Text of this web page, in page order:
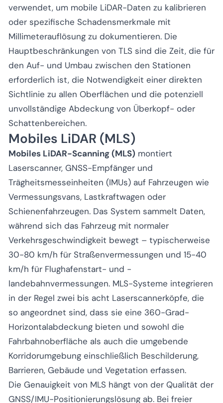
verwendet, um mobile LiDAR-Daten zu kalibrieren
oder spezifische Schadensmerkmale mit
Millimeterauflösung zu dokumentieren. Die
Hauptbeschränkungen von TLS sind die Zeit, die für
den Auf- und Umbau zwischen den Stationen
erforderlich ist, die Notwendigkeit einer direkten
Sichtlinie zu allen Oberflächen und die potenziell
unvollständige Abdeckung von Überkopf- oder
Schattenbereichen.
Mobiles LiDAR (MLS)
Mobiles LiDAR-Scanning (MLS) montiert
Laserscanner, GNSS-Empfänger und
Trägheitsmesseinheiten (IMUs) auf Fahrzeugen wie
Vermessungsvans, Lastkraftwagen oder
Schienenfahrzeugen. Das System sammelt Daten,
während sich das Fahrzeug mit normaler
Verkehrsgeschwindigkeit bewegt – typischerweise
30-80 km/h für Straßenvermessungen und 15-40
km/h für Flughafenstart- und -
landebahnvermessungen. MLS-Systeme integrieren
in der Regel zwei bis acht Laserscannerköpfe, die
so angeordnet sind, dass sie eine 360-Grad-
Horizontalabdeckung bieten und sowohl die
Fahrbahnoberfläche als auch die umgebende
Korridorumgebung einschließlich Beschilderung,
Barrieren, Gebäude und Vegetation erfassen.
Die Genauigkeit von MLS hängt von der Qualität der
GNSS/IMU-Positionierungslösung ab. Bei freier